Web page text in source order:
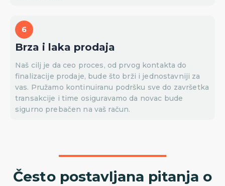
Brza i laka prodaja
Naš cilj je da ceo proces, od prvog kontakta do
finalizacije prodaje, bude što brži i jednostavniji za
vas. Pružamo kontinuiranu podršku sve do završetka
transakcije i time osiguravamo da novac bude
sigurno prebačen na vaš račun.
Često postavljana pitanja o